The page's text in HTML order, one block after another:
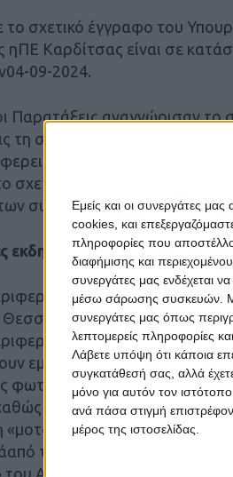
Εμείς και οι συνεργάτες
cookies, και
πληροφορίες που
διαφήμισης και
συνεργάτες μας ενδέχεται
μέσω σάρωσης συσκευών.
συνεργάτες μας όπως
λεπτομερείς πληροφορίες
Λάβετε υπόψη ότι κάποια
συγκατάθεσή σας, αλλά
μόνο για αυτόν τον
ανά πάσα στιγμή
μέρος της ιστοσελίδας.
σχετικό έγγραφο του
ηΠΕ Καρδίτσας είναι σε
09-2024.
Παρατάξεις αναγνώρισαν το
τη στήριξη στο αίτημά
Συμβούλιο, καθώςκαι
σχετικό αίτημαστον
συμβάσεων των
εκδηλώσεις
Συμβούλιο
ενός μεγάλου
ενότητες για τους
εμβληματικές
φωτογραφίας
και η μεγάλησυναυλία με
(συνάντηση
την θεατρική
ΑντώνηΠαπαθεοδώρου που